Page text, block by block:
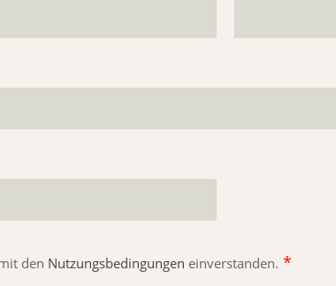
den Nutzungsbedingungen einverstanden. *